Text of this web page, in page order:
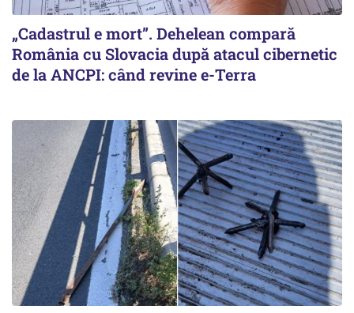
„Cadastrul e mort”. Dehelean compară
România cu Slovacia după atacul cibernetic
de la ANCPI: când revine e-Terra